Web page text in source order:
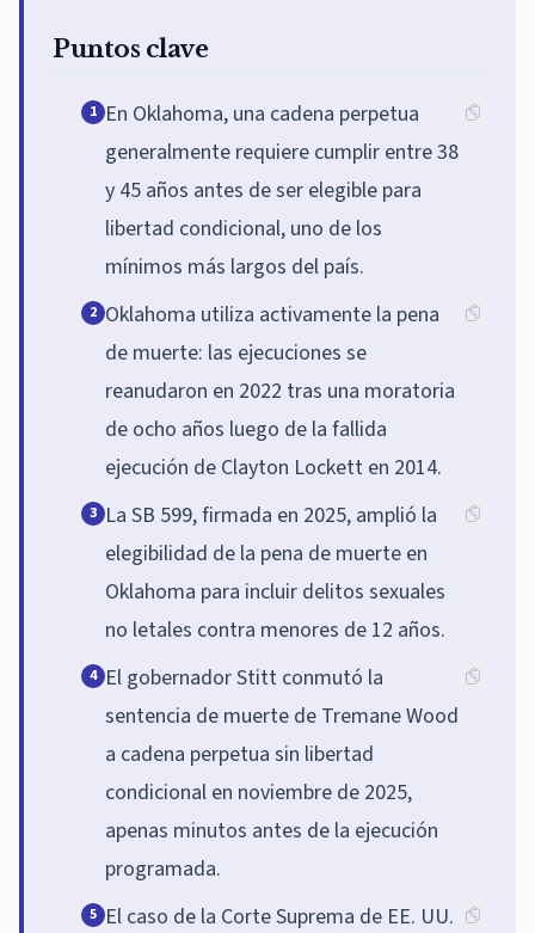
Puntos clave
1 En Oklahoma, una cadena perpetua
generalmente requiere cumplir entre 38
y 45 años antes de ser elegible para
libertad condicional, uno de los
mínimos más largos del país.
2 Oklahoma utiliza activamente la pena
de muerte: las ejecuciones se
reanudaron en 2022 tras una moratoria
de ocho años luego de la fallida
ejecución de Clayton Lockett en 2014.
3 La SB 599, firmada en 2025, amplió la
elegibilidad de la pena de muerte en
Oklahoma para incluir delitos sexuales
no letales contra menores de 12 años.
4 El gobernador Stitt conmutó la
sentencia de muerte de Tremane Wood
a cadena perpetua sin libertad
condicional en noviembre de 2025,
apenas minutos antes de la ejecución
programada.
5 El caso de la Corte Suprema de EE. UU.